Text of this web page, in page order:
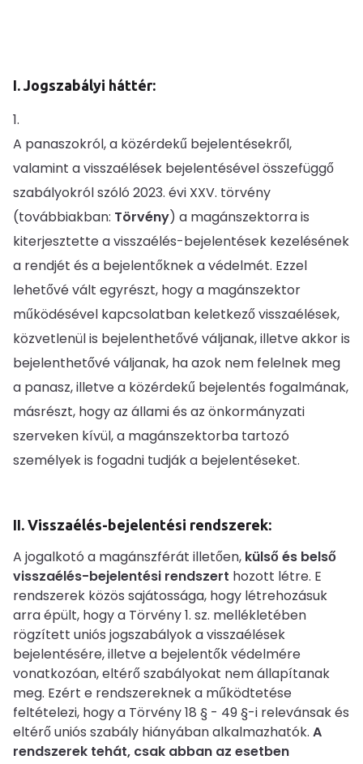
I. Jogszabályi háttér:
A panaszokról, a közérdekű bejelentésekről,
valamint a visszaélések bejelentésével összefüggő
szabályokról szóló 2023. évi XXV. törvény
(továbbiakban: Törvény) a magánszektorra is
kiterjesztette a visszaélés-bejelentések kezelésének
a rendjét és a bejelentőknek a védelmét. Ezzel
lehetővé vált egyrészt, hogy a magánszektor
működésével kapcsolatban keletkező visszaélések,
közvetlenül is bejelenthetővé váljanak, illetve akkor is
bejelenthetővé váljanak, ha azok nem felelnek meg
a panasz, illetve a közérdekű bejelentés fogalmának,
másrészt, hogy az állami és az önkormányzati
szerveken kívül, a magánszektorba tartozó
személyek is fogadni tudják a bejelentéseket.
II. Visszaélés-bejelentési rendszerek:
A jogalkotó a magánszférát illetően, külső és belső
visszaélés-bejelentési rendszert hozott létre. E
rendszerek közös sajátossága, hogy létrehozásuk
arra épült, hogy a Törvény 1. sz. mellékletében
rögzített uniós jogszabályok a visszaélések
bejelentésére, illetve a bejelentők védelmére
vonatkozóan, eltérő szabályokat nem állapítanak
meg. Ezért e rendszereknek a működtetése
feltételezi, hogy a Törvény 18 § - 49 §-i relevánsak és
eltérő uniós szabály hiányában alkalmazhatók. A
rendszerek tehát, csak abban az esetben